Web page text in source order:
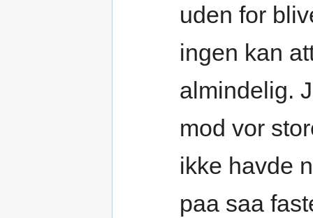
uden for
ingen kan
almindelig.
mod vor
ikke havde
paa saa